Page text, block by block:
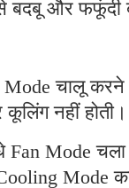
बदबू और
चालू करने
नहीं होती।
Mode चला
Mode